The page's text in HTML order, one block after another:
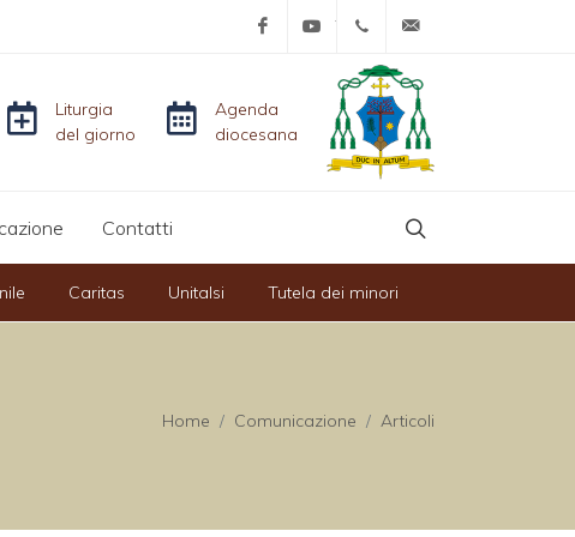
FacebookYouTube+39-0761-515152
Liturgia
del giorno
Agenda
diocesana
Contatti
Caritas Unitalsi Tutela dei minori
Home Comunicazione Articoli